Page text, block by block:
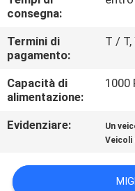
RICHIEDA
UNA
CITAZIONE
DEL
SITO
consegna:
Termini di
pagamento:
T /
Capacità di
alimentazione:
1000
Evidenziare: Un
Veicoli